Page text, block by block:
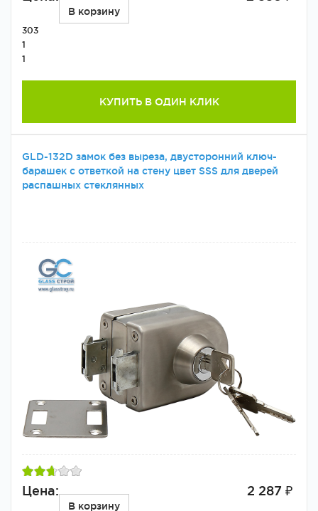
В корзину
303
1
1
КУПИТЬ В ОДИН КЛИК
GLD-132D замок без выреза, двусторонний ключ-
барашек с ответкой на стену цвет SSS для дверей
распашных стеклянных
Цена: 2 287 ₽
В корзину